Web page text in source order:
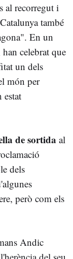
al recorregut i
també
En un
celebrat que
un dels
món per
estat
de sortida al
dels
però com els
Andic